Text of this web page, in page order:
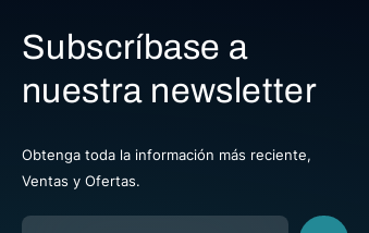
Subscríbase a
nuestra newsletter
Obtenga toda la información más reciente,
Ventas y Ofertas.